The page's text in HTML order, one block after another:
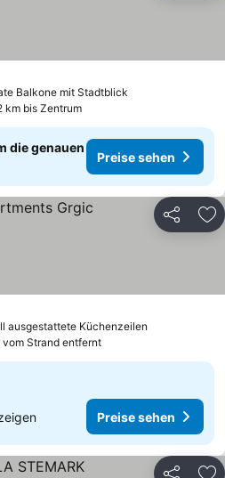
Balkone mit Stadtblick
km bis Zentrum
die genauen
Preise sehen
Teilen
ausgestattete Küchenzeilen
vom Strand entfernt
Preise sehen